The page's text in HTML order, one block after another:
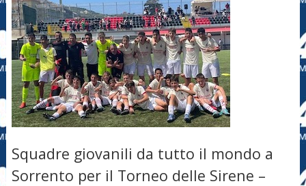
Squadre giovanili da tutto il mondo a
Sorrento per il Torneo delle Sirene –